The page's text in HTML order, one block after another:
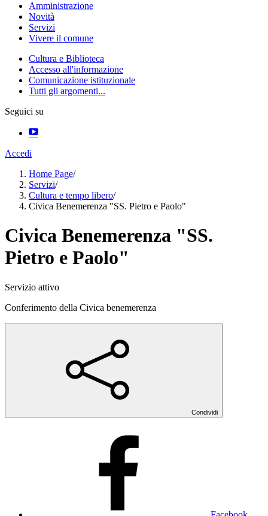
Amministrazione
Novità
Servizi
Vivere il comune
Cultura e Biblioteca
Accesso all'informazione
Comunicazione istituzionale
Tutti gli argomenti...
Seguici su
Accedi
Home Page/
Servizi/
Cultura e tempo libero/
Civica Benemerenza "SS. Pietro e Paolo"
Civica Benemerenza "SS.
Pietro e Paolo"
Servizio attivo
Conferimento della Civica benemerenza
Condividi